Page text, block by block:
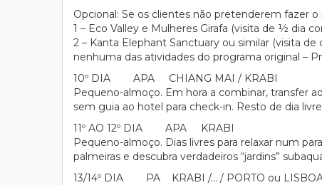
Opcional: Se os clientes não pretenderem fazer
1 – Eco Valley e Mulheres Girafa (visita de ½ dia
2 – Kanta Elephant Sanctuary ou similar (visita
nenhuma das atividades do programa original –
10º DIA APA CHIANG MAI / KRABI
Pequeno-almoço. Em hora a combinar, transfer
sem guia ao hotel para check-in. Resto de dia
11º AO 12º DIA APA KRABI
Pequeno-almoço. Dias livres para relaxar num
palmeiras e descubra verdadeiros “jardins”
13/14º DIA PA KRABI /… / PORTO ou